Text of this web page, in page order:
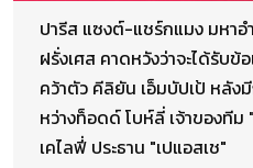
ปารีส แซงต์-แชร์กแมง มหา
ฝรั่งเศส คาดหวังว่าจะได้รับข้
คว้าตัว คีลิยัน เอ็มบัปเป้ หลั
หว่างท็อดด์ โบห์ลี่ เจ้าของที
เคไลฟี่ ประธาน "เปแอสเช"